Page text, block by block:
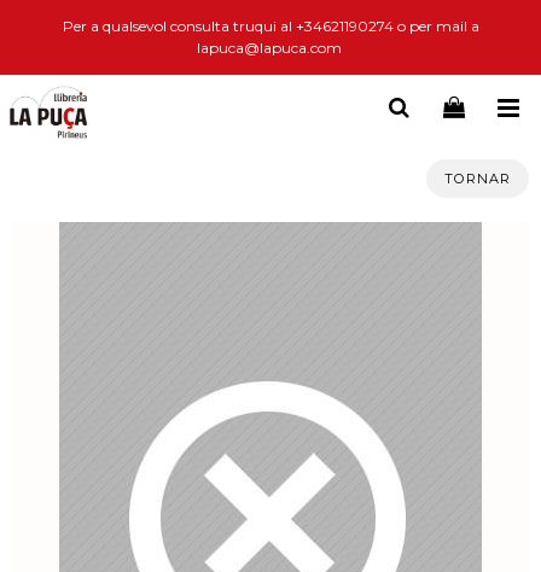
Per a qualsevol consulta truqui al +34621190274 o per mail a
lapuca@lapuca.com
TORNAR